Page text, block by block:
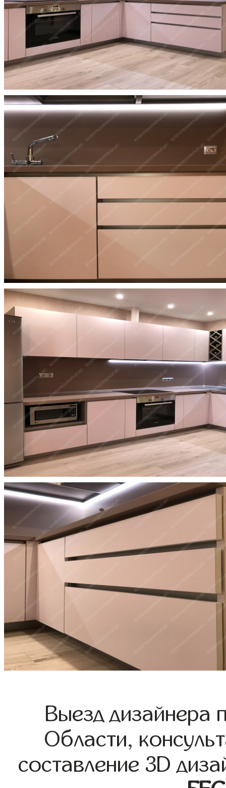
Выезд дизайнера
Области,
составление 3D